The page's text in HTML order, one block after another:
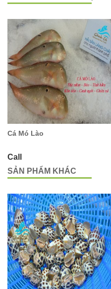
Cá Mó Lào
Call
SẢN PHẨM KHÁC